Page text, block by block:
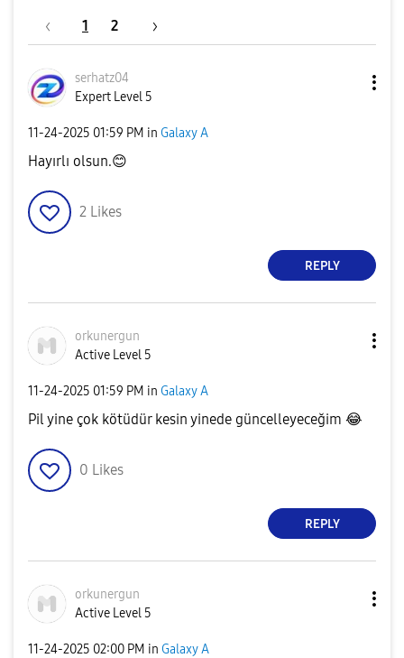
1 2
serhatz04
Expert Level 5
‎11-24-2025 01:59 PM in Galaxy A
Hayırlı olsun.😊
2 Likes
REPLY
orkunergun
Active Level 5
‎11-24-2025 01:59 PM in Galaxy A
Pil yine çok kötüdür kesin yinede güncelleyeceğim 😂
0 Likes
REPLY
orkunergun
Active Level 5
‎11-24-2025 02:00 PM in Galaxy A